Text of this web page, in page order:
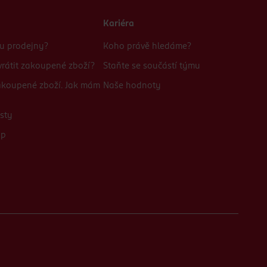
prodejny?
zakoupené zboží?
zboží. Jak mám
Kariéra
Koho právě hledáme?
Staňte se součástí týmu
Naše hodnoty